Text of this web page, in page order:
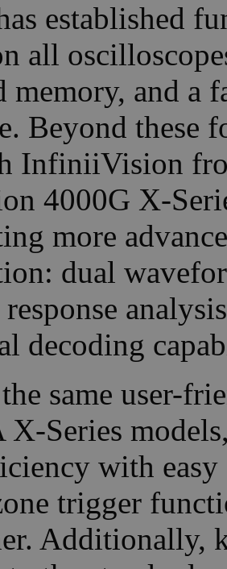
established
all
memory, and a
Beyond these
InfiniiVision
4000G X-
more
dual
decoding
same user-
X-Series
with
trigger
Additionally,